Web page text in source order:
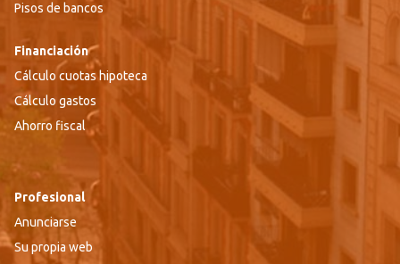
Pisos de bancos
Financiación
Cálculo cuotas hipoteca
Cálculo gastos
Ahorro fiscal
Profesional
Anunciarse
Su propia web